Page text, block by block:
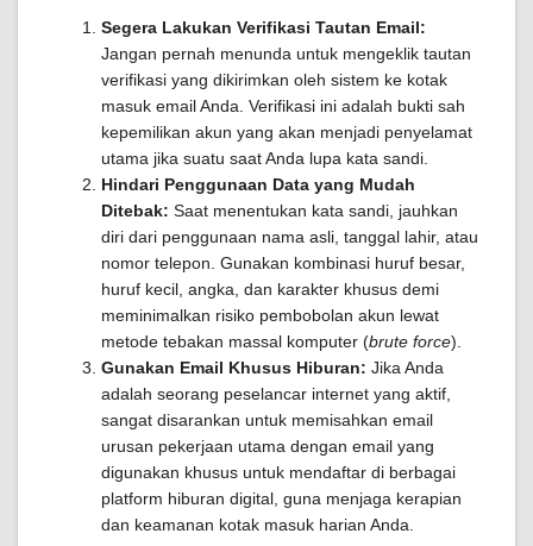
Segera Lakukan Verifikasi Tautan Email:
Jangan pernah menunda untuk mengeklik tautan
verifikasi yang dikirimkan oleh sistem ke kotak
masuk email Anda. Verifikasi ini adalah bukti sah
kepemilikan akun yang akan menjadi penyelamat
utama jika suatu saat Anda lupa kata sandi.
Hindari Penggunaan Data yang Mudah
Ditebak: Saat menentukan kata sandi, jauhkan
diri dari penggunaan nama asli, tanggal lahir, atau
nomor telepon. Gunakan kombinasi huruf besar,
huruf kecil, angka, dan karakter khusus demi
meminimalkan risiko pembobolan akun lewat
metode tebakan massal komputer (brute force).
Gunakan Email Khusus Hiburan: Jika Anda
adalah seorang peselancar internet yang aktif,
sangat disarankan untuk memisahkan email
urusan pekerjaan utama dengan email yang
digunakan khusus untuk mendaftar di berbagai
platform hiburan digital, guna menjaga kerapian
dan keamanan kotak masuk harian Anda.